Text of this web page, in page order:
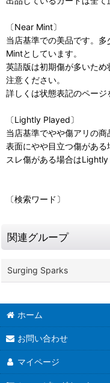
〔Near Mint〕
当店基準での美品です。
Mintとしています。
英語版は初期傷が多いた
注意ください。
詳しくは状態表記のページ
〔Lightly Played〕
当店基準でやや傷アリの商
表面にやや目立つ傷があ
スレ傷がある場合はLightly
〔検索ワード〕
関連グループ
Surging Sparks
ホーム
お問い合わせ
マイページ